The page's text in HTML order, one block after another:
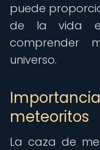
puede
de la vida
comprender
universo.
meteoritos
La caza de